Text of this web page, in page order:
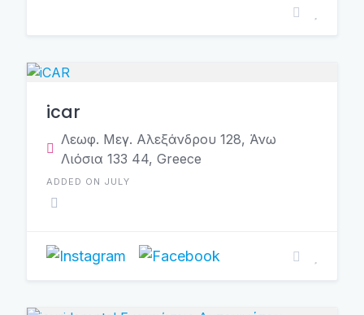
icar
Λεωφ. Μεγ. Αλεξάνδρου 128, Άνω
Λιόσια 133 44, Greece
ADDED ON JULY